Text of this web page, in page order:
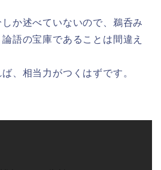
か述べていないので、鵜呑み
語の宝庫であることは間違え
、相当力がつくはずです。